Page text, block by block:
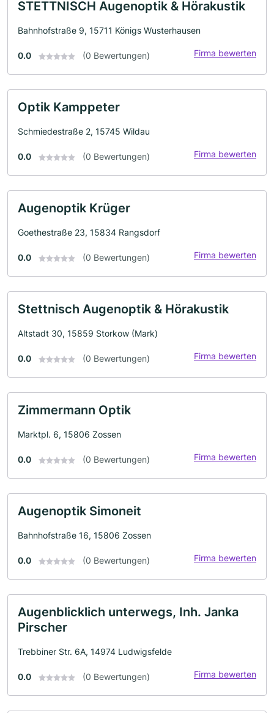
STETTNISCH Augenoptik & Hörakustik
Bahnhofstraße 9, 15711 Königs Wusterhausen
0.0 (0 Bewertungen) Firma bewerten
Optik Kamppeter
Schmiedestraße 2, 15745 Wildau
0.0 (0 Bewertungen) Firma bewerten
Augenoptik Krüger
Goethestraße 23, 15834 Rangsdorf
0.0 (0 Bewertungen) Firma bewerten
Stettnisch Augenoptik & Hörakustik
Altstadt 30, 15859 Storkow (Mark)
0.0 (0 Bewertungen) Firma bewerten
Zimmermann Optik
Marktpl. 6, 15806 Zossen
0.0 (0 Bewertungen) Firma bewerten
Augenoptik Simoneit
Bahnhofstraße 16, 15806 Zossen
0.0 (0 Bewertungen) Firma bewerten
Augenblicklich unterwegs, Inh. Janka
Pirscher
Trebbiner Str. 6A, 14974 Ludwigsfelde
0.0 (0 Bewertungen) Firma bewerten